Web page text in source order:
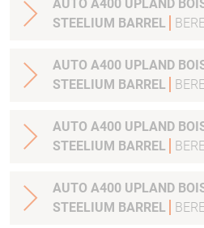
AUTO A400 UPLAND
STEELIUM BARREL
AUTO A400 UPLAND
STEELIUM BARREL
AUTO A400 UPLAND
STEELIUM BARREL
AUTO A400 UPLAND
STEELIUM BARREL